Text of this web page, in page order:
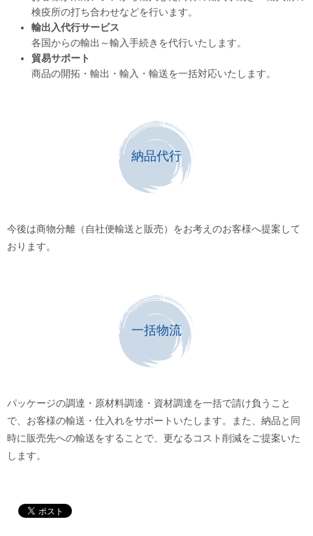
検疫所の打ち合わせなどを行います。
輸出入代行サービス
各国からの輸出～輸入手続きを代行いたします。
貿易サポート
商品の開拓・輸出・輸入・輸送を一括対応いたします。
納品代行
今後は商物分離（自社便輸送と販売）をお考えのお客様へ提案して
おります。
一括物流
パッケージの調達・原材料調達・資材調達を一括で請け負うこと
で、お客様の輸送・仕入れをサポートいたします。また、納品と同
時に販売先への輸送をすることで、更なるコスト削減をご提案いた
します。